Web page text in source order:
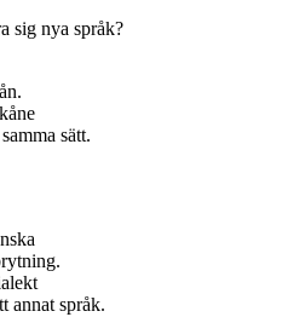
sig nya språk?
sätt.
annat språk.